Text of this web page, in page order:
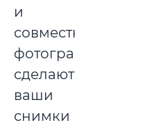
и
совместные
фотографии
сделают
ваши
снимки